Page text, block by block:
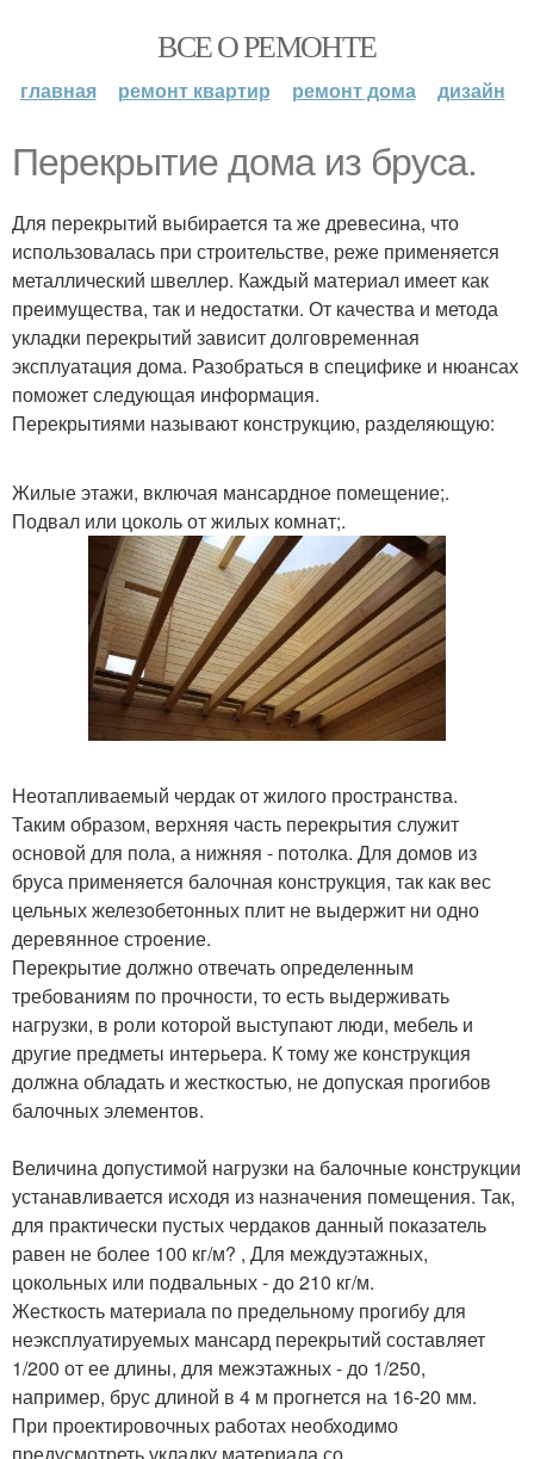
ВСЕ О РЕМОНТЕ
главная ремонт квартир ремонт дома дизайн
Перекрытие дома из бруса.
Для перекрытий выбирается та же древесина, что
использовалась при строительстве, реже применяется
металлический швеллер. Каждый материал имеет как
преимущества, так и недостатки. От качества и метода
укладки перекрытий зависит долговременная
эксплуатация дома. Разобраться в специфике и нюансах
поможет следующая информация.
Перекрытиями называют конструкцию, разделяющую:
Жилые этажи, включая мансардное помещение;.
Подвал или цоколь от жилых комнат;.
Неотапливаемый чердак от жилого пространства.
Таким образом, верхняя часть перекрытия служит
основой для пола, а нижняя - потолка. Для домов из
бруса применяется балочная конструкция, так как вес
цельных железобетонных плит не выдержит ни одно
деревянное строение.
Перекрытие должно отвечать определенным
требованиям по прочности, то есть выдерживать
нагрузки, в роли которой выступают люди, мебель и
другие предметы интерьера. К тому же конструкция
должна обладать и жесткостью, не допуская прогибов
балочных элементов.
Величина допустимой нагрузки на балочные конструкции
устанавливается исходя из назначения помещения. Так,
для практически пустых чердаков данный показатель
равен не более 100 кг/м? , Для междуэтажных,
цокольных или подвальных - до 210 кг/м.
Жесткость материала по предельному прогибу для
неэксплуатируемых мансард перекрытий составляет
1/200 от ее длины, для межэтажных - до 1/250,
например, брус длиной в 4 м прогнется на 16-20 мм.
При проектировочных работах необходимо